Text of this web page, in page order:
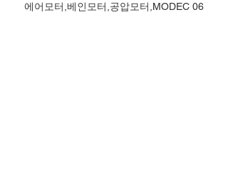
에어모터,베인모터,공압모터,MODEC 06